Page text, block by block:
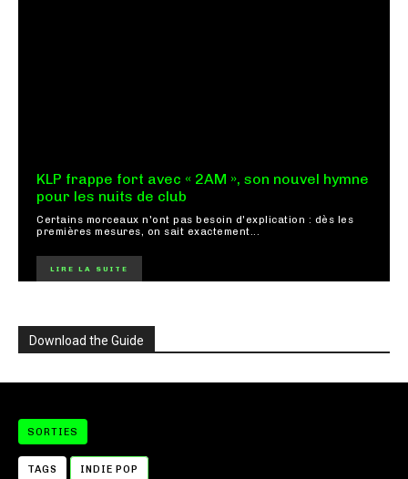
KLP frappe fort avec « 2AM », son nouvel hymne
pour les nuits de club
Certains morceaux n'ont pas besoin d'explication : dès les
premières mesures, on sait exactement...
LIRE LA SUITE
Download the Guide
SORTIES
TAGS INDIE POP